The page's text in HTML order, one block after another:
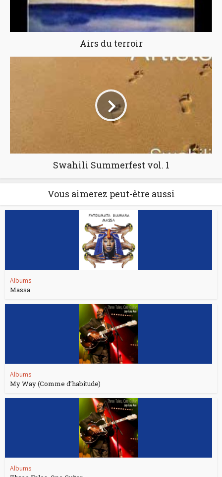
Airs du terroir
Swahili Summerfest vol. 1
Vous aimerez peut-être aussi
Albums
Massa
Albums
My Way (Comme d’habitude)
Albums